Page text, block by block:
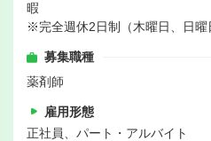
暇
※完全週休2日制（木曜日、日曜
募集職種
薬剤師
雇用形態
正社員、パート・アルバイト